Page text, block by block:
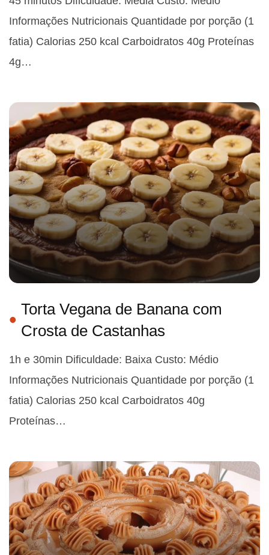
Informações Nutricionais Quantidade por porção (1
fatia) Calorias 250 kcal Carboidratos 40g Proteínas
4g…
Torta Vegana de Banana com
Crosta de Castanhas
1h e 30min Dificuldade: Baixa Custo: Médio
Informações Nutricionais Quantidade por porção (1
fatia) Calorias 250 kcal Carboidratos 40g
Proteínas…